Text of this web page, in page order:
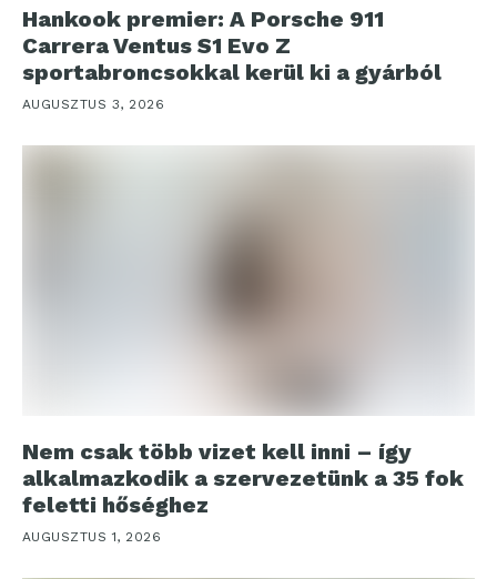
Hankook premier: A Porsche 911
Carrera Ventus S1 Evo Z
sportabroncsokkal kerül ki a gyárból
AUGUSZTUS 3, 2026
Nem csak több vizet kell inni – így
alkalmazkodik a szervezetünk a 35 fok
feletti hőséghez
AUGUSZTUS 1, 2026